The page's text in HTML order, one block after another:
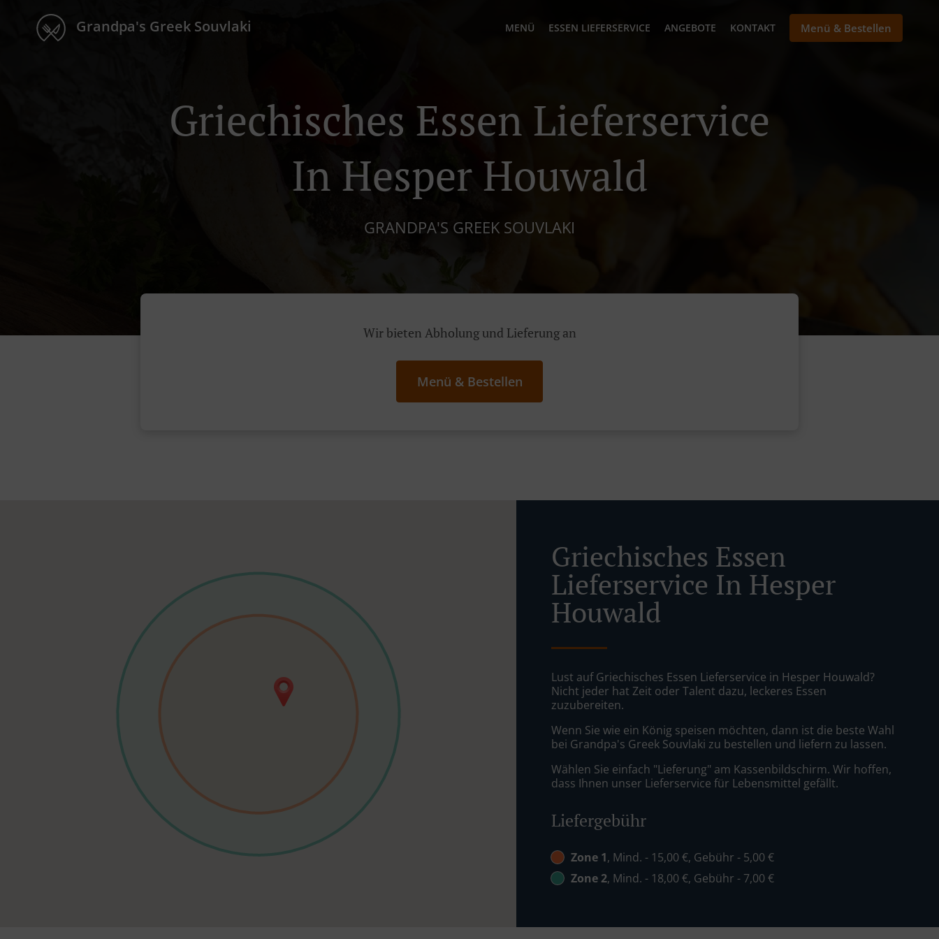
Grandpa's Greek Souvlaki MENÜ ESSEN LIEFERSERVICE ANGEBOTE KONTAKT Menü & Bestellen
Griechisches Essen Lieferservice
In Hesper Houwald
GRANDPA'S GREEK SOUVLAKI
Wir bieten Abholung und Lieferung an
Menü & Bestellen
Griechisches Essen
Lieferservice In Hesper
Houwald
Lust auf Griechisches Essen Lieferservice in Hesper Houwald?
Nicht jeder hat Zeit oder Talent dazu, leckeres Essen
zuzubereiten.
Wenn Sie wie ein König speisen möchten, dann ist die beste Wahl
bei Grandpa's Greek Souvlaki zu bestellen und liefern zu lassen.
Wählen Sie einfach "Lieferung" am Kassenbildschirm. Wir hoffen,
dass Ihnen unser Lieferservice für Lebensmittel gefällt.
Liefergebühr
Zone 1, Mind. - 15,00 €, Gebühr - 5,00 €
Zone 2, Mind. - 18,00 €, Gebühr - 7,00 €